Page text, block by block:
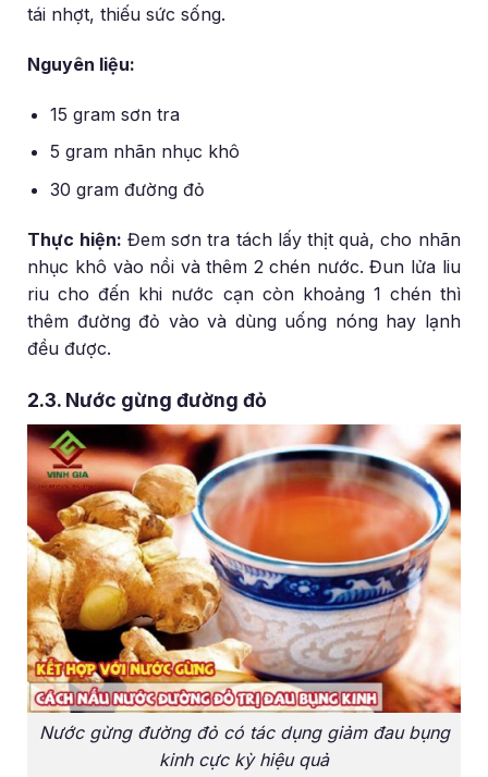
tái nhợt, thiếu sức sống.
Nguyên liệu:
15 gram sơn tra
5 gram nhãn nhục khô
30 gram đường đỏ
Thực hiện: Đem sơn tra tách lấy thịt quả, cho nhãn
nhục khô vào nồi và thêm 2 chén nước. Đun lửa liu
riu cho đến khi nước cạn còn khoảng 1 chén thì
thêm đường đỏ vào và dùng uống nóng hay lạnh
đều được.
2.3. Nước gừng đường đỏ
Nước gừng đường đỏ có tác dụng giảm đau bụng
kinh cực kỳ hiệu quả